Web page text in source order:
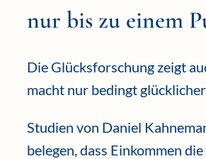
nur bis zu einem
Die Glücksforschung zeigt
macht nur bedingt
Studien von Daniel
belegen, dass Einkommen die